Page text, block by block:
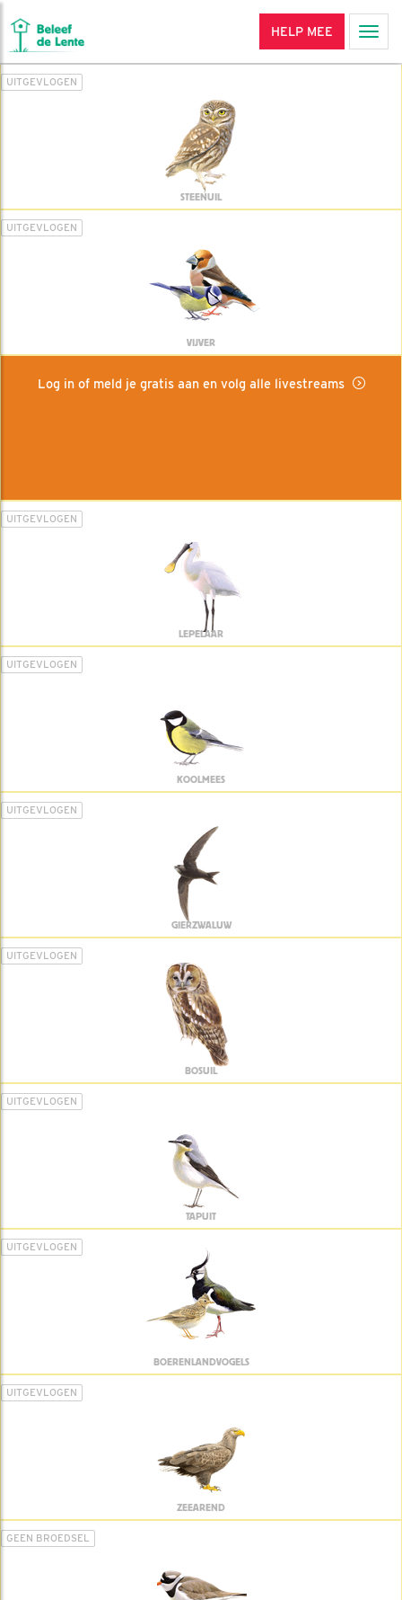
HELP MEE
UITGEVLOGEN
STEENUIL
UITGEVLOGEN
VIJVER
Log in of meld je gratis aan en volg alle livestreams
UITGEVLOGEN
LEPELAAR
UITGEVLOGEN
KOOLMEES
UITGEVLOGEN
GIERZWALUW
UITGEVLOGEN
BOSUIL
UITGEVLOGEN
TAPUIT
UITGEVLOGEN
BOERENLANDVOGELS
UITGEVLOGEN
ZEEAREND
GEEN BROEDSEL